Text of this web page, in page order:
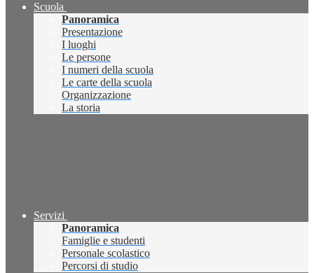
Scuola
Panoramica
Presentazione
I luoghi
Le persone
I numeri della scuola
Le carte della scuola
Organizzazione
La storia
Servizi
Panoramica
Famiglie e studenti
Personale scolastico
Percorsi di studio